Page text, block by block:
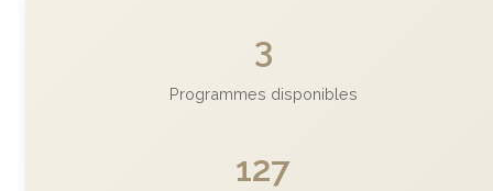
3
Programmes disponibles
127